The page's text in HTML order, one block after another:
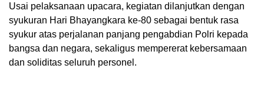
Usai pelaksanaan upacara, kegiatan dilanjutkan dengan
syukuran Hari Bhayangkara ke-80 sebagai bentuk rasa
syukur atas perjalanan panjang pengabdian Polri kepada
bangsa dan negara, sekaligus mempererat kebersamaan
dan soliditas seluruh personel.